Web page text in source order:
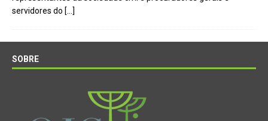
servidores do […]
SOBRE